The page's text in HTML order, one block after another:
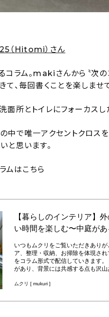
（Hitomi）さん
コラム。makiさんから〝次
て、毎回書くことを楽しませ
面所とトイレにフォーカスし
中で唯一アクセントクロス
と思います。
ムはこちら